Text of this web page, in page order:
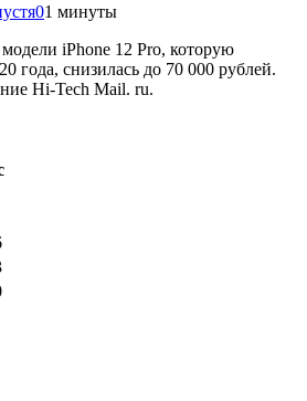
01 минуты
iPhone 12 Pro, которую
года, снизилась до 70 000 рублей.
Hi-Tech Mail. ru.